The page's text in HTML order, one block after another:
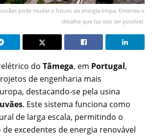
pode mudar o futuro da energia limpa. Entenda o
detalhe que faz isso ser possível.
do Tâmega, em Portugal,
de engenharia mais
destacando-se pela usina
. Este sistema funciona como
de larga escala, permitindo o
excedentes de energia renovável